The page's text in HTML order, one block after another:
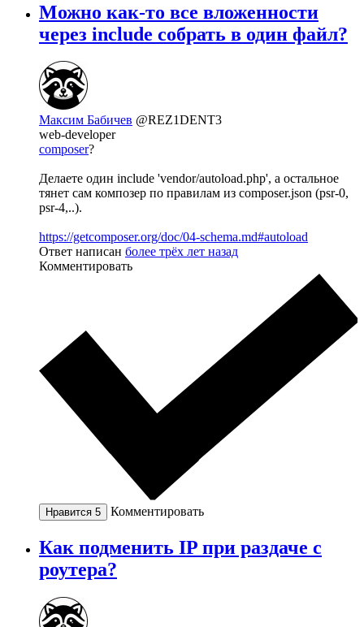
Можно как-то все вложенности
через include собрать в один файл?
Максим Бабичев @REZ1DENT3
web-developer
composer?
Делаете один include 'vendor/autoload.php', а остальное
тянет сам композер по правилам из composer.json (psr-0,
psr-4,..).
https://getcomposer.org/doc/04-schema.md#autoload
Ответ написан более трёх лет назад
Комментировать
Нравится 5 Комментировать
Как подменить IP при раздаче с
роутера?